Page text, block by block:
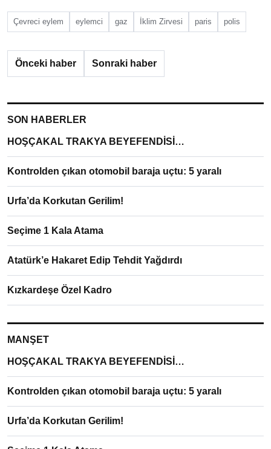
Çevreci eylem eylemci gaz İklim Zirvesi paris polis
Önceki haber Sonraki haber
SON HABERLER
HOŞÇAKAL TRAKYA BEYEFENDİSİ…
Kontrolden çıkan otomobil baraja uçtu: 5 yaralı
Urfa’da Korkutan Gerilim!
Seçime 1 Kala Atama
Atatürk’e Hakaret Edip Tehdit Yağdırdı
Kızkardeşe Özel Kadro
MANŞET
HOŞÇAKAL TRAKYA BEYEFENDİSİ…
Kontrolden çıkan otomobil baraja uçtu: 5 yaralı
Urfa’da Korkutan Gerilim!